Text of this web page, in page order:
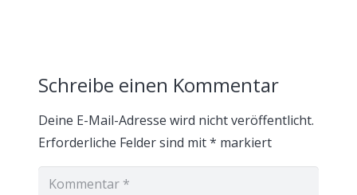
Schreibe einen Kommentar
Deine E-Mail-Adresse wird nicht veröffentlicht.
Erforderliche Felder sind mit* markiert